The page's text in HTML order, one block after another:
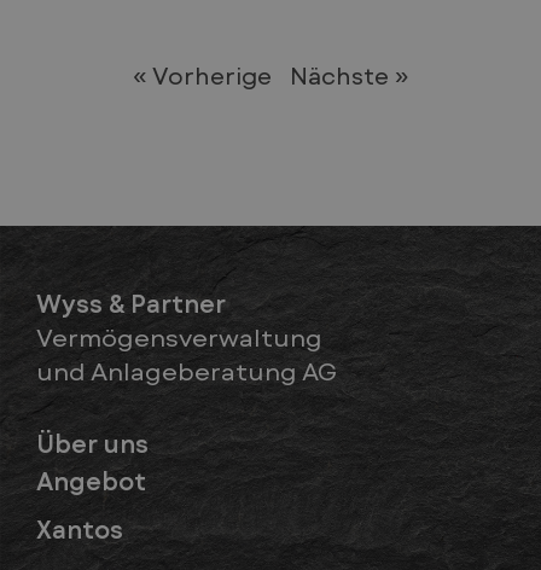
« Vorherige Nächste »
Wyss & Partner
Vermögensverwaltung
und Anlageberatung AG
Über uns
Angebot
Xantos